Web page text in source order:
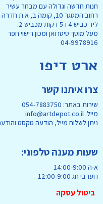
חנות חדשה וגדולה עם מבחר עשיר
רחוב המסגר 10, קומה ב, א.ת חדרה
ליד כביש 4 ו-5 דקות מכביש 2.
מעל מוסך סיטרואן ומכון רישוי חפר
04-9978916
ארט דיפו
צרו איתנו קשר
שירות באתר: 054-7883750
מייל: info@artdepot.co.il
ניתן לשלוח מייל, הודעה טקסט
שעות מענה טלפוני:
א-ה 14:00-9:00
ו וערבי חג 12:00-9:00
ביטול עסקה